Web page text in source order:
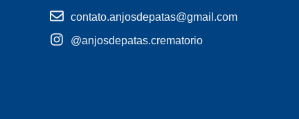
contato.anjosdepatas@gmail.com
@anjosdepatas.crematorio